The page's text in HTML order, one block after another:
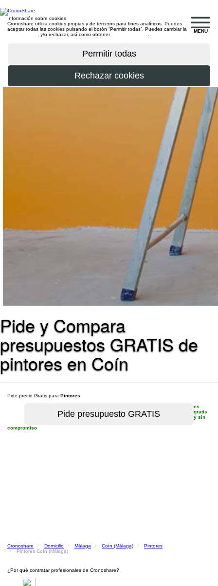
MENU
Información sobre cookies
Cronoshare utiliza cookies propias y de terceros para fines analíticos. Puedes
aceptar todas las cookies pulsando el botón “Permitir todas”. Puedes cambiar la
, y/o rechazar, así como obtener
Pide y Compara
presupuestos GRATIS de
pintores en Coín
Pide precio Gratis para Pintores
es
gratis
y sin
compromiso
Cronoshare Domicilio Málaga Coín (Málaga)
Pintores
Pintores Coín (Málaga)
¿Por qué contratar profesionales de Cronoshare?